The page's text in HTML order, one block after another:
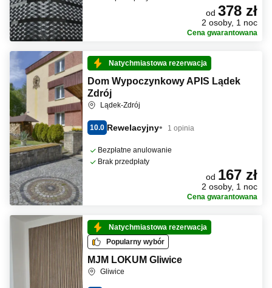
od 378 zł
2 osoby, 1 noc
Cena gwarantowana
Natychmiastowa rezerwacja
Dom Wypoczynkowy APIS Lądek
Zdrój
Lądek-Zdrój
10.0 Rewelacyjny 1 opinia
Bezpłatne anulowanie
Brak przedpłaty
od 167 zł
2 osoby, 1 noc
Cena gwarantowana
Natychmiastowa rezerwacja
Popularny wybór
MJM LOKUM Gliwice
Gliwice